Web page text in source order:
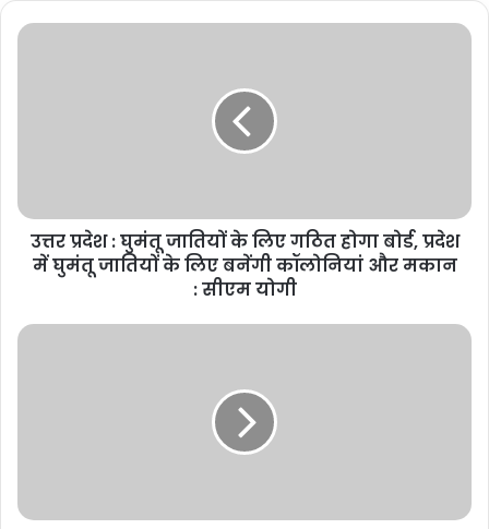
उत्तर
होगा
बोर्ड,
प्रदेश
जातियों
सीएम
उत्तर प्रदेश : घुमंतू जातियों के लिए गठित होगा बोर्ड, प्रदेश
में घुमंतू जातियों के लिए बनेंगी कॉलोनियां और मकान
: सीएम योगी
नई
लेकर